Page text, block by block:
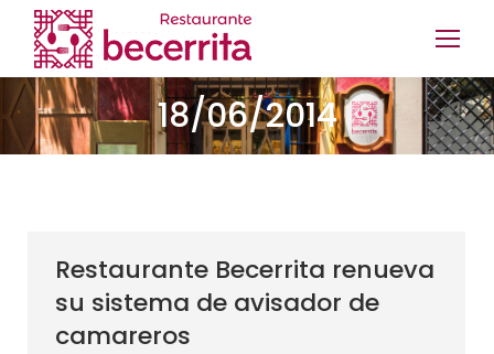
18/06/2014
Restaurante Becerrita renueva
su sistema de avisador de
camareros